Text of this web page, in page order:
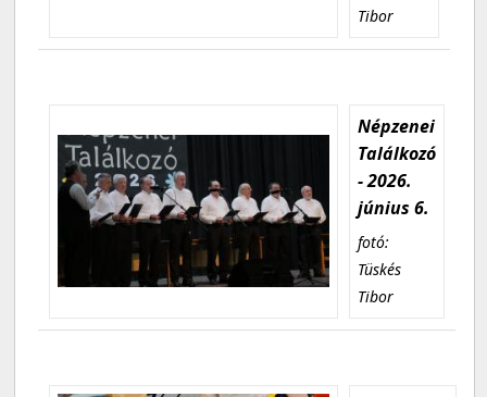
Tibor
Népzenei
Találkozó
- 2026.
június 6.
fotó:
Tüskés
Tibor